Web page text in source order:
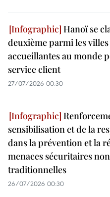
Hanoï se
deuxième parmi les
accueillantes au monde
service client
27/07/2026 00:30
sensibilisation et de la
dans la prévention et la
menaces sécuritaires non
traditionnelles
26/07/2026 00:30